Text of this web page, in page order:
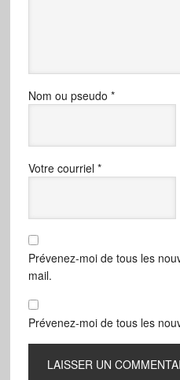
Nom ou pseudo *
Votre courriel *
Prévenez-moi de tous les
mail.
Prévenez-moi de tous les